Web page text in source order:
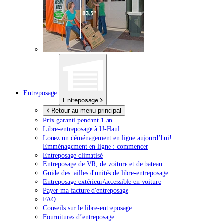
Entreposage
Entreposage
Retour au menu principal
Prix garanti pendant 1 an
Libre-entreposage à U-Haul
Louez un déménagement en ligne aujourd’hui!
Emménagement en ligne : commencer
Entreposage climatisé
Entreposage de VR, de voiture et de bateau
Guide des tailles d'unités de libre-entreposage
Entreposage extérieur/accessible en voiture
Payer ma facture d'entreposage
FAQ
Conseils sur le libre-entreposage
Fournitures d’entreposage